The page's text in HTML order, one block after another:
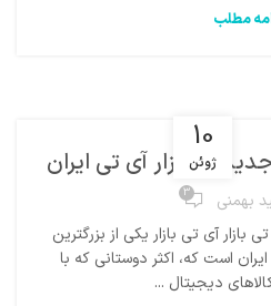
مطلب
10
ژوئن
در بازار آی تی ایران
بهمنی 3
بازار آی تی بازار یکی از بزرگترین
است که، اکثر دوستانی که با
دیجیتال ...